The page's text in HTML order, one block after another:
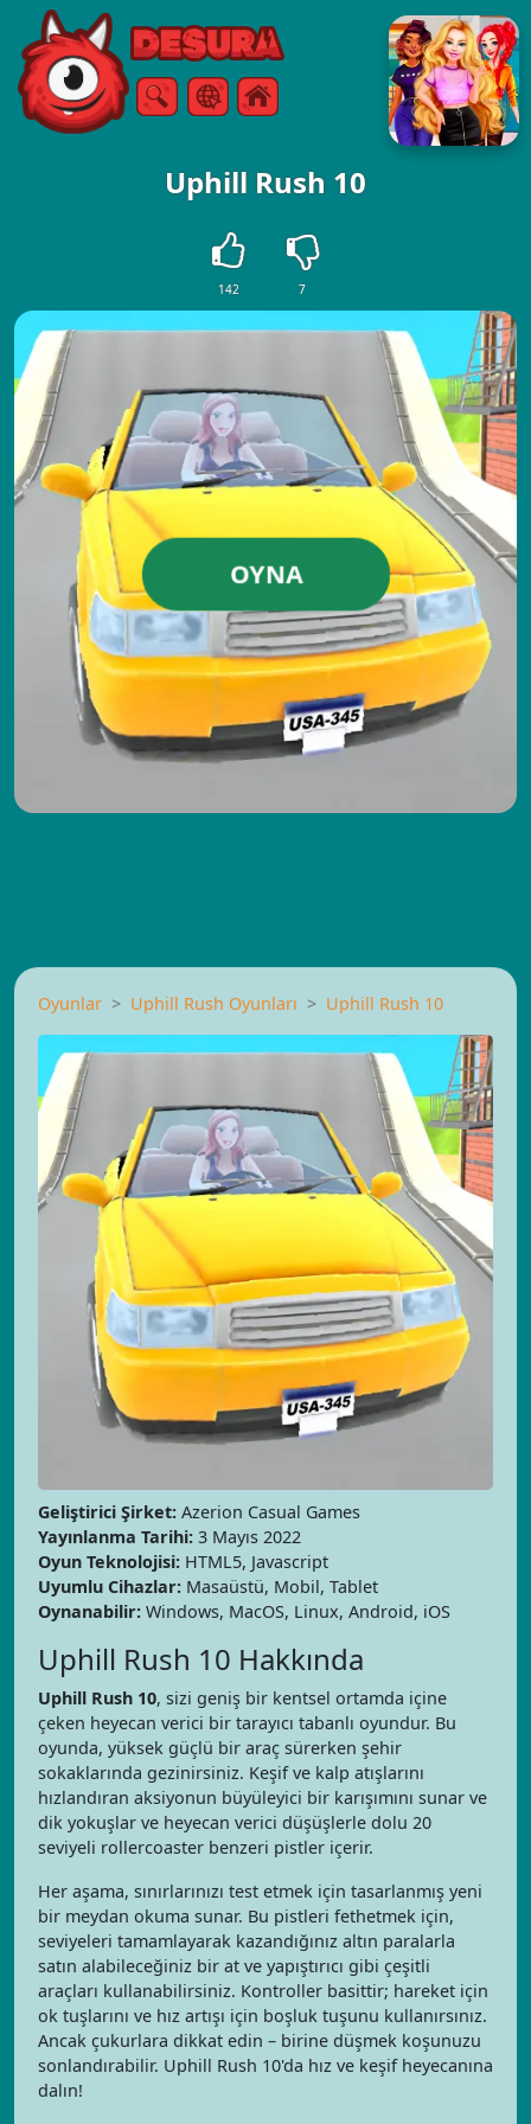
Free Online Games
AramaMenü
Uphill Rush 10
142 7
OYNA
Oyunlar Uphill Rush Oyunları Uphill Rush 10
Geliştirici Şirket: Azerion Casual Games
Yayınlanma Tarihi: 3 Mayıs 2022
Oyun Teknolojisi: HTML5, Javascript
Uyumlu Cihazlar: Masaüstü, Mobil, Tablet
Oynanabilir: Windows, MacOS, Linux, Android, iOS
Uphill Rush 10 Hakkında
Uphill Rush 10, sizi geniş bir kentsel ortamda içine
çeken heyecan verici bir tarayıcı tabanlı oyundur. Bu
oyunda, yüksek güçlü bir araç sürerken şehir
sokaklarında gezinirsiniz. Keşif ve kalp atışlarını
hızlandıran aksiyonun büyüleyici bir karışımını sunar ve
dik yokuşlar ve heyecan verici düşüşlerle dolu 20
seviyeli rollercoaster benzeri pistler içerir.
Her aşama, sınırlarınızı test etmek için tasarlanmış yeni
bir meydan okuma sunar. Bu pistleri fethetmek için,
seviyeleri tamamlayarak kazandığınız altın paralarla
satın alabileceğiniz bir at ve yapıştırıcı gibi çeşitli
araçları kullanabilirsiniz. Kontroller basittir; hareket için
ok tuşlarını ve hız artışı için boşluk tuşunu kullanırsınız.
Ancak çukurlara dikkat edin – birine düşmek koşunuzu
sonlandırabilir. Uphill Rush 10'da hız ve keşif heyecanına
dalın!